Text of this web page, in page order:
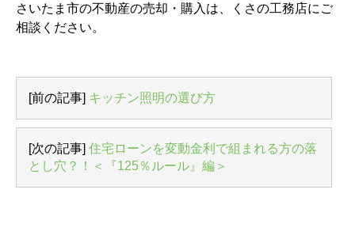
さいたま市の不動産の売却・購入は、くさの工務店にご
相談ください。
[前の記事] キッチン照明の選び方
[次の記事] 住宅ローンを変動金利で組まれる方の落
とし穴？！＜『125％ルール』編＞